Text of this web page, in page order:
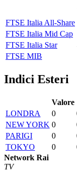
FTSE Italia All-Share
FTSE Italia Mid Cap
FTSE Italia Star
FTSE MIB
Indici Esteri
Valore
LONDRA
0
NEW YORK 0
PARIGI
0
TOKYO
0
Network Rai
TV